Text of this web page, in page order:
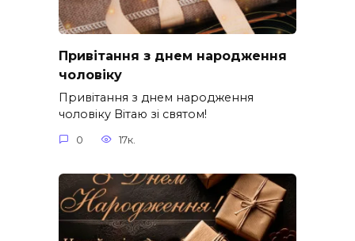
Привітання з днем народження
чоловіку
Привітання з днем народження
чоловіку Вітаю зі святом!
0 17к.